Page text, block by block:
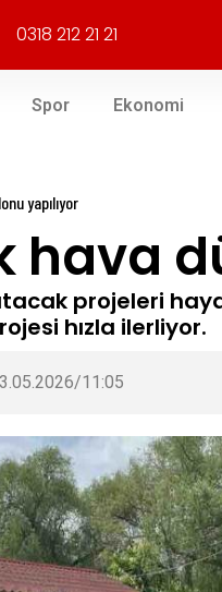
0318 212 21 21
Spor Ekonomi
yapılıyor
hava
projeleri
hızla ilerliyor.
11:05